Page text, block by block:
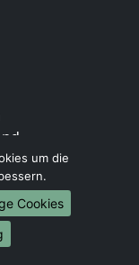
um die
Cookies